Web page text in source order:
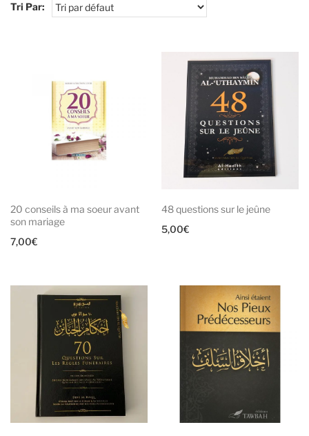
Tri Par:
20 conseils à ma soeur avant
son mariage
7,00€
48 questions sur le jeûne
5,00€